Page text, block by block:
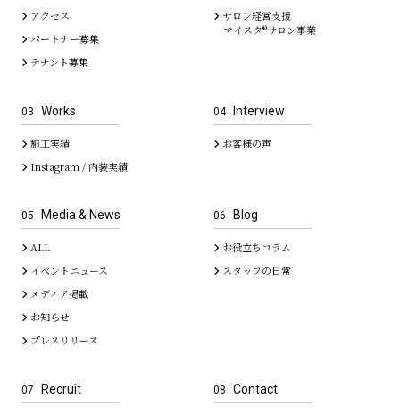
アクセス
パートナー募集
テナント募集
サロン経営支援
マイスタ®サロン事業
03 Works
施工実績
Instagram / 内装実績
04 Interview
お客様の声
05 Media & News
ALL
イベントニュース
メディア掲載
お知らせ
プレスリリース
06 Blog
お役立ちコラム
スタッフの日常
07 Recruit 08 Contact